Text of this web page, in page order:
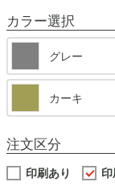
カラー選択
グレー
カーキ
注文区分
印刷あり